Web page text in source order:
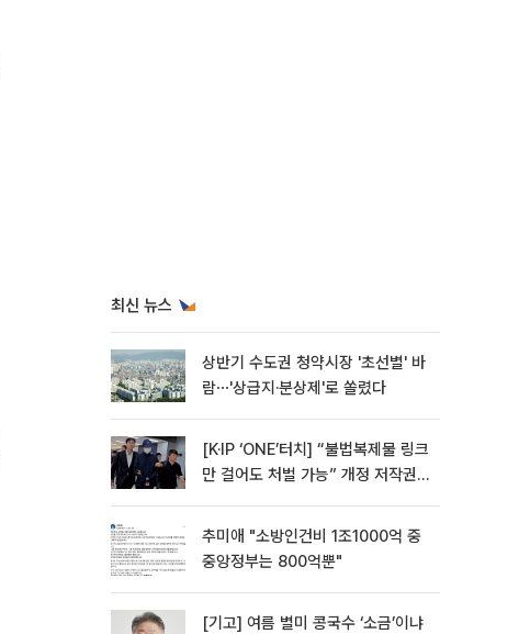
최신 뉴스
상반기 수도권 청약시장 '초선별' 바
람⋯'상급지·분상제'로 쏠렸다
[K·IP ‘ONE’터치] “불법복제물 링크
만 걸어도 처벌 가능” 개정 저작권
추미애 "소방인건비 1조1000억 중
중앙정부는 800억뿐"
[기고] 여름 별미 콩국수 ‘소금’이냐